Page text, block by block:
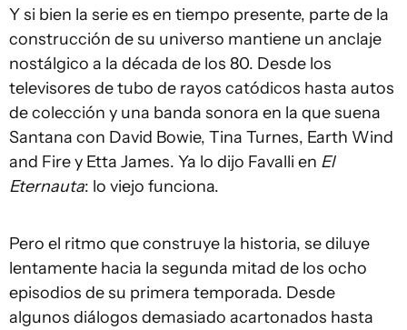
Y si bien la serie es en tiempo presente, parte de la
construcción de su universo mantiene un anclaje
nostálgico a la década de los 80. Desde los
televisores de tubo de rayos catódicos hasta autos
de colección y una banda sonora en la que suena
Santana con David Bowie, Tina Turnes, Earth Wind
and Fire y Etta James. Ya lo dijo Favalli en El
Eternauta: lo viejo funciona.
Pero el ritmo que construye la historia, se diluye
lentamente hacia la segunda mitad de los ocho
episodios de su primera temporada. Desde
algunos diálogos demasiado acartonados hasta